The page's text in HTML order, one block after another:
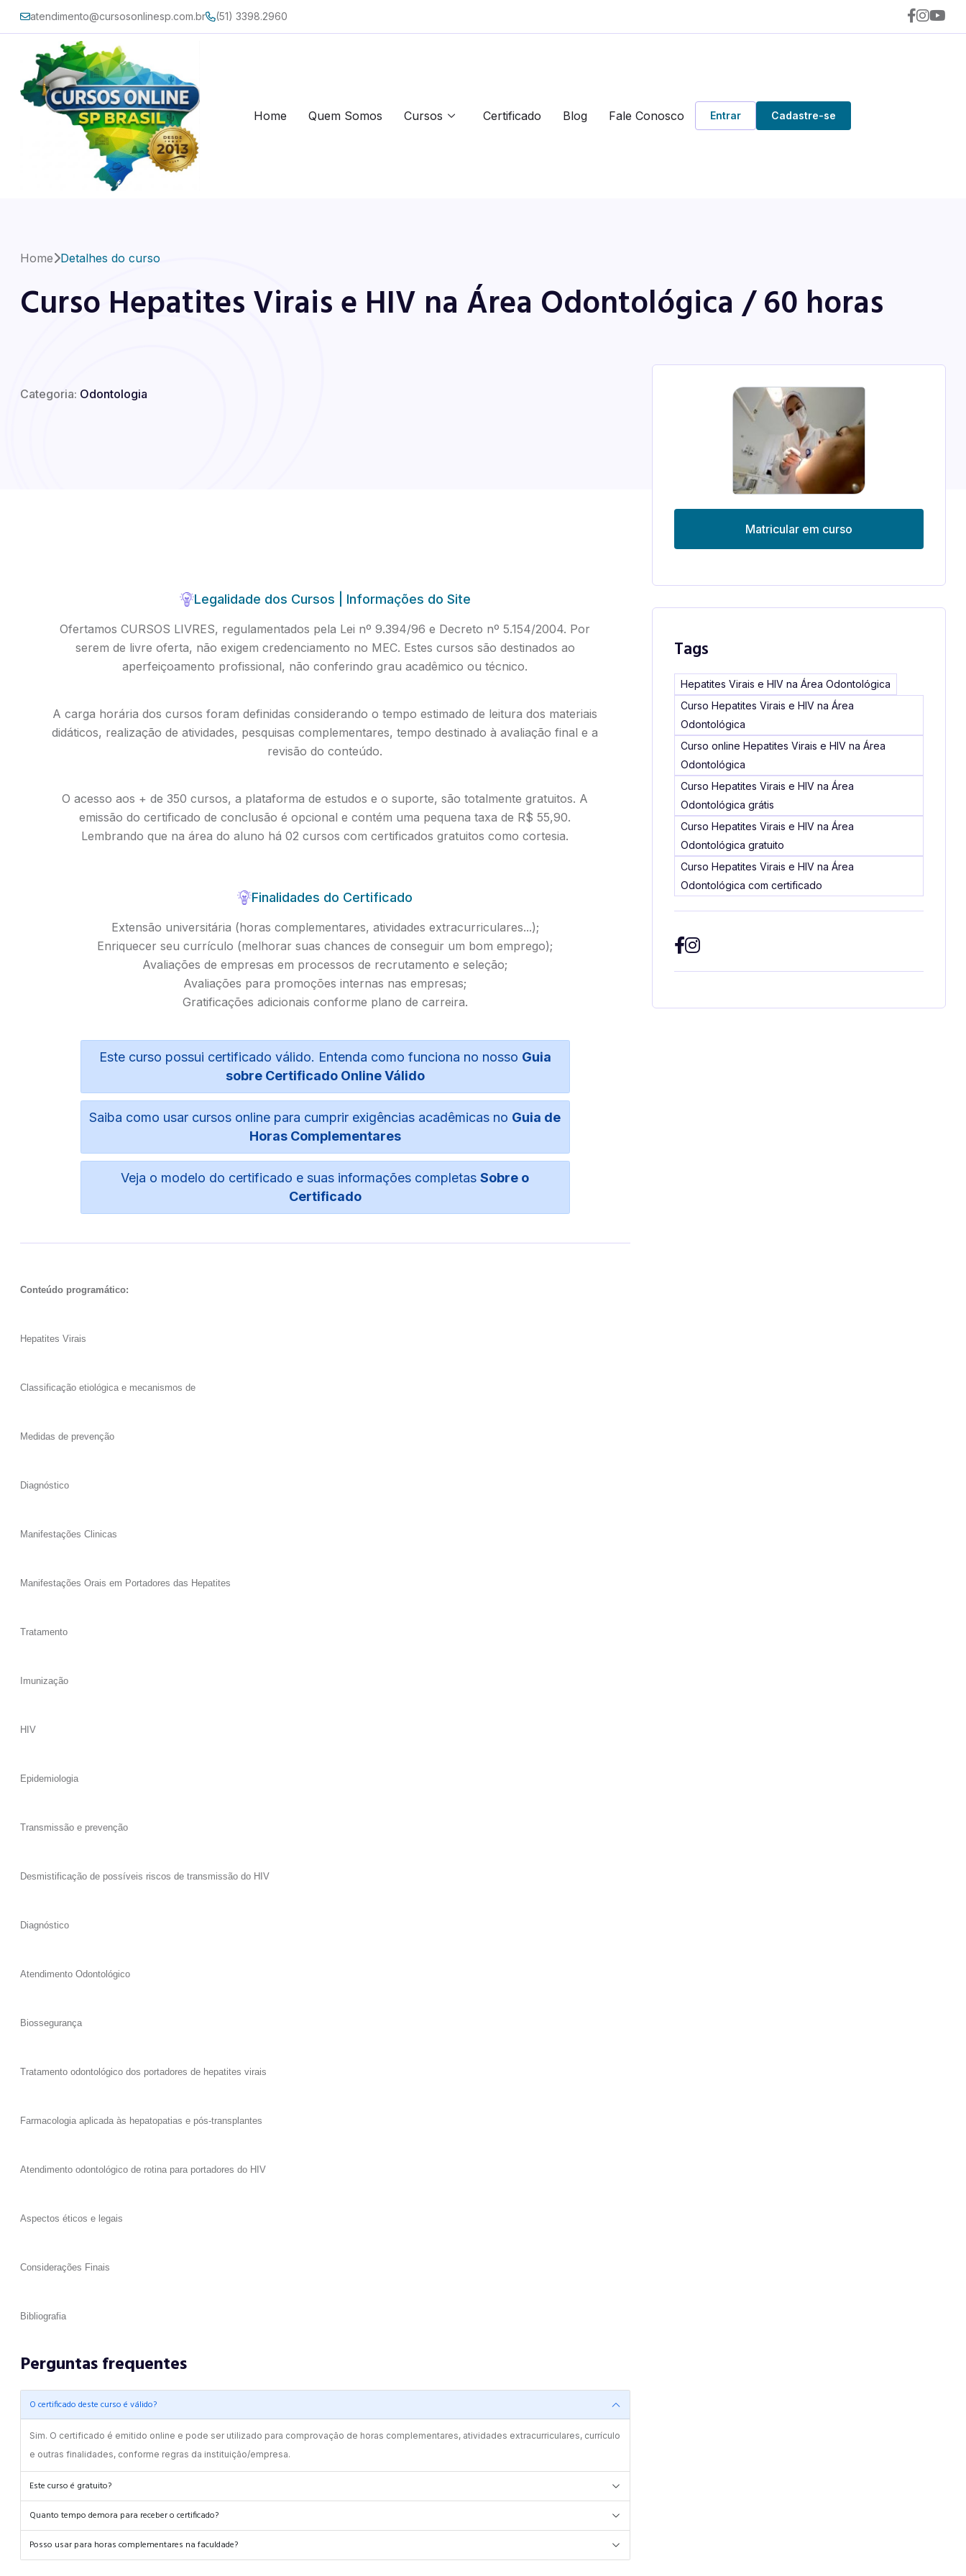
atendimento@cursosonlinesp.com.br (51) 3398.2960
Home Quem Somos Cursos Certificado Blog Fale Conosco Entrar Cadastre-se
Home Detalhes do curso
Curso Hepatites Virais e HIV na Área Odontológica / 60 horas
Categoria: Odontologia
Legalidade dos Cursos | Informações do Site
Ofertamos CURSOS LIVRES, regulamentados pela Lei nº 9.394/96 e Decreto nº 5.154/2004. Por
serem de livre oferta, não exigem credenciamento no MEC. Estes cursos são destinados ao
aperfeiçoamento profissional, não conferindo grau acadêmico ou técnico.
A carga horária dos cursos foram definidas considerando o tempo estimado de leitura dos materiais
didáticos, realização de atividades, pesquisas complementares, tempo destinado à avaliação final e a
revisão do conteúdo.
O acesso aos + de 350 cursos, a plataforma de estudos e o suporte, são totalmente gratuitos. A
emissão do certificado de conclusão é opcional e contém uma pequena taxa de R$ 55,90.
Lembrando que na área do aluno há 02 cursos com certificados gratuitos como cortesia.
Finalidades do Certificado
Extensão universitária (horas complementares, atividades extracurriculares...);
Enriquecer seu currículo (melhorar suas chances de conseguir um bom emprego);
Avaliações de empresas em processos de recrutamento e seleção;
Avaliações para promoções internas nas empresas;
Gratificações adicionais conforme plano de carreira.
Este curso possui certificado válido. Entenda como funciona no nosso Guia
sobre Certificado Online Válido
Saiba como usar cursos online para cumprir exigências acadêmicas no Guia de
Horas Complementares
Veja o modelo do certificado e suas informações completasSobre o
Certificado
Conteúdo programático:
Hepatites Virais
Classificação etiológica e mecanismos de
Medidas de prevenção
Diagnóstico
Manifestações Clinicas
Manifestações Orais em Portadores das Hepatites
Tratamento
Imunização
HIV
Epidemiologia
Transmissão e prevenção
Desmistificação de possíveis riscos de transmissão do HIV
Diagnóstico
Atendimento Odontológico
Biossegurança
Tratamento odontológico dos portadores de hepatites virais
Farmacologia aplicada às hepatopatias e pós-transplantes
Atendimento odontológico de rotina para portadores do HIV
Aspectos éticos e legais
Considerações Finais
Bibliografia
Perguntas frequentes
O certificado deste curso é válido?
Sim. O certificado é emitido online e pode ser utilizado para comprovação de horas complementares, atividades extracurriculares, currículo
e outras finalidades, conforme regras da instituição/empresa.
Este curso é gratuito?
Quanto tempo demora para receber o certificado?
Posso usar para horas complementares na faculdade?
Matricular em curso
Tags
Hepatites Virais e HIV na Área Odontológica
Curso Hepatites Virais e HIV na Área
Odontológica
Curso online Hepatites Virais e HIV na Área
Odontológica
Curso Hepatites Virais e HIV na Área
Odontológica grátis
Curso Hepatites Virais e HIV na Área
Odontológica gratuito
Curso Hepatites Virais e HIV na Área
Odontológica com certificado